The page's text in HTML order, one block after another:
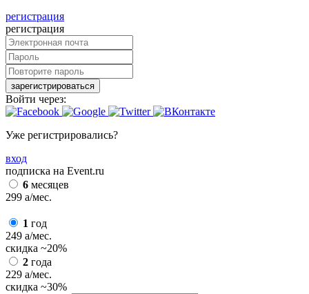
регистрация
регистрация
зарегистрироваться
Войти через:
Уже регистрировались?
вход
подписка на Event.ru
6 месяцев
299 a/мес.
1 год
249 a/мес.
скидка ~20%
2 года
229 a/мес.
скидка ~30%